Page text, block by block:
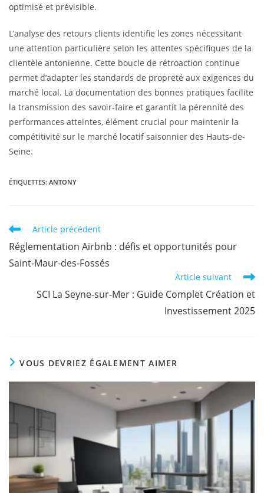
optimisé et prévisible.
L’analyse des retours clients identifie les zones nécessitant
une attention particulière selon les attentes spécifiques de la
clientèle antonienne. Cette boucle de rétroaction continue
permet d’adapter les standards de propreté aux exigences du
marché local. La documentation des bonnes pratiques facilite
la transmission des savoir-faire et garantit la pérennité des
performances atteintes, élément crucial pour maintenir la
compétitivité sur le marché locatif saisonnier des Hauts-de-
Seine.
ÉTIQUETTES: ANTONY
Article précédent
Réglementation Airbnb : défis et opportunités pour
Saint-Maur-des-Fossés
Article suivant
SCI La Seyne-sur-Mer : Guide Complet Création et
Investissement 2025
VOUS DEVRIEZ ÉGALEMENT AIMER